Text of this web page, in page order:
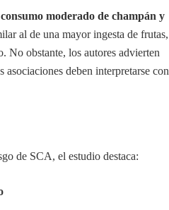
moderado de champán y
al de una mayor ingesta de frutas,
No obstante, los autores advierten
asociaciones deben interpretarse con
de SCA, el estudio destaca: